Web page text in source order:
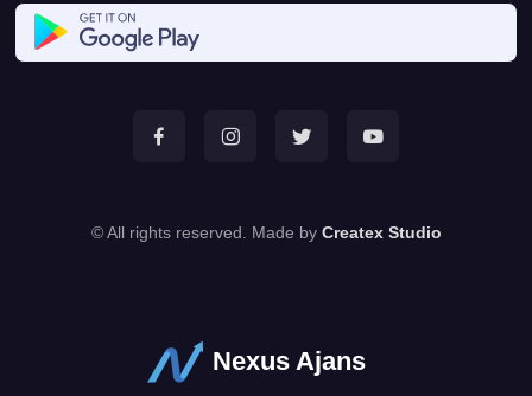
© All rights reserved. Made by Createx Studio
Nexus Ajans